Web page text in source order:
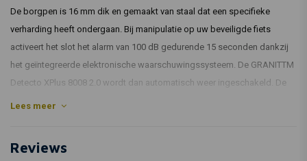
De borgpen is 16 mm dik en gemaakt van staal dat een specifieke
verharding heeft ondergaan. Bij manipulatie op uw beveiligde fiets
activeert het slot het alarm van 100 dB gedurende 15 seconden dankzij
het geïntegreerde elektronische waarschuwingssysteem. De GRANITTM
Detecto XPlus 8008 2.0 wordt dan automatisch weer ingeschakeld. De
meegeleverde 3D-positiedetectietechnologie reageert op zelfs de
De handmatige sleutelgatafdekking tegen vuil of corrosie en een sleutel
Lees meer
Reviews